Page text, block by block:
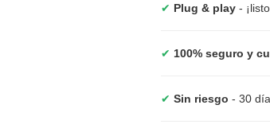
✔ Plug & play -
✔ 100% seguro y
✔ Sin riesgo - 30